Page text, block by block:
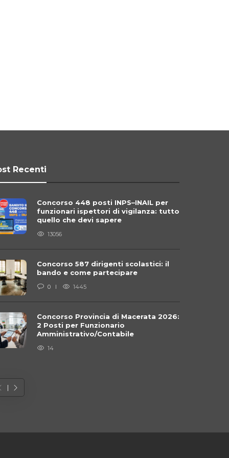
Recenti
Concorso 448 posti INPS–INAIL per
funzionari ispettori di vigilanza: tutto
quello che devi sapere
13056
Concorso 587 dirigenti scolastici: il
bando e come partecipare
0 1445
Concorso Provincia di Macerata 2026:
2 Posti per Funzionario
Amministrativo/Contabile
14